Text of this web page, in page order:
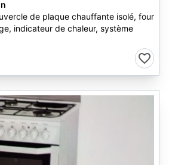
de plaque chauffante isolé, four
indicateur de chaleur, système